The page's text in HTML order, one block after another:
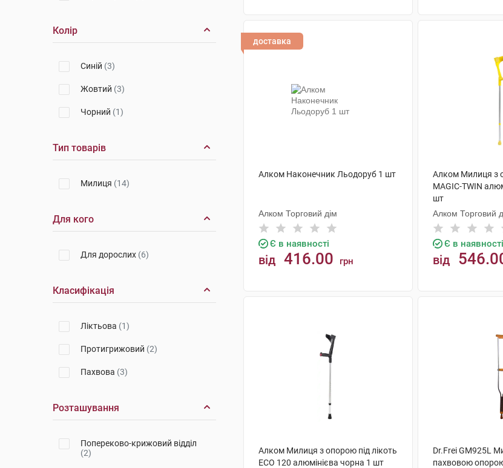
Колір
Синій (3)
Жовтий (3)
Чорний (1)
Тип товарів
Милиця (14)
Для кого
Для дорослих (6)
Класифікація
Ліктьова (1)
Протигрижовий (2)
Пахвова (3)
Розташування
Попереково-крижовий відділ
(2)
доставка
Алком Наконечник Льодоруб 1 шт
Алком Торговий дім
Є в наявності
від 416.00 грн
Алком Милиця з
MAGIC-TWIN
шт
Алком Торговий
Є в наявності
від
Алком Милиця з опорою під лікоть
ECO 120 алюмінієва чорна 1 шт
Dr.Frei GM925L
пахвовою